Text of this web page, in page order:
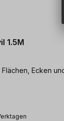
1.5M